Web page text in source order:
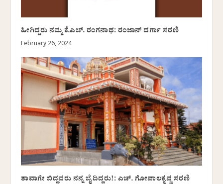
ಹೀಗಿದ್ದರು ನಮ್ಮ ಕೆ.ಎಚ್. ರಂಗನಾಥ: ರಂಜಾನ್ ದರ್ಗಾ ಸರಣಿ
February 26, 2024
ತಾವಾಗೇ ಬಿದ್ದವರು ನನ್ನ ಬೈದಿದ್ದರು!: ಎಚ್. ಗೋಪಾಲಕೃಷ್ಣ ಸರಣಿ